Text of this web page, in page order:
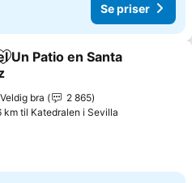
Se priser
Legg til i favoritter
Un Patio en Santa
Veldig bra
2 865
km til Katedralen i Sevilla